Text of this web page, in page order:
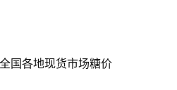
国各地现货市场糖价